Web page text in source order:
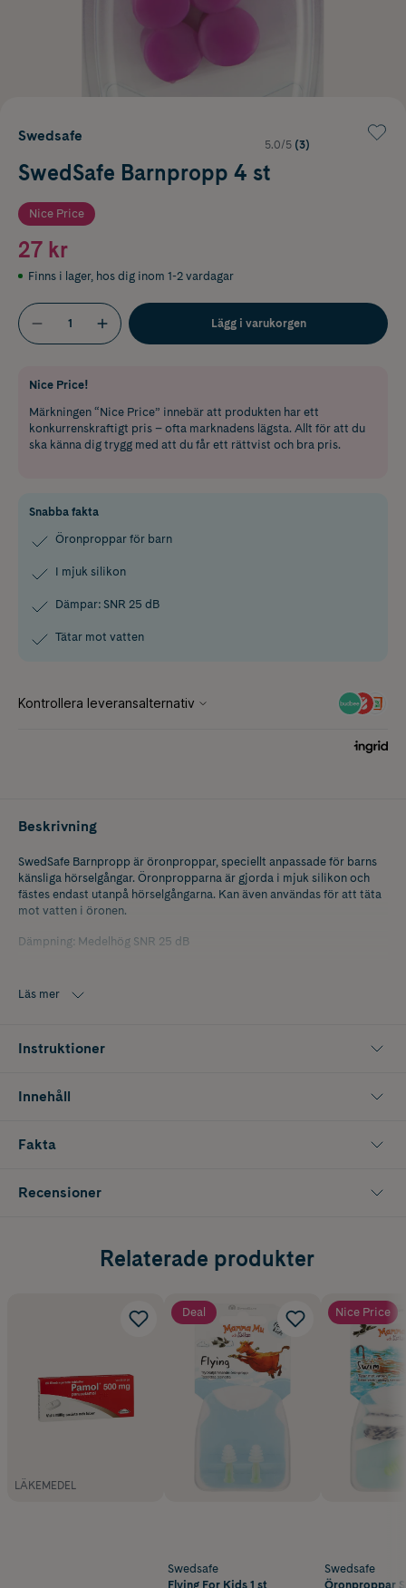
Swedsafe
5.0/5 (3)
SwedSafe Barnpropp 4 st
Nice Price
27 kr
Finns i lager, hos dig inom 1-2 vardagar
Lägg i varukorgen
Nice Price!
Märkningen “Nice Price” innebär att produkten har ett
konkurrenskraftigt pris – ofta marknadens lägsta. Allt för att du
ska känna dig trygg med att du får ett rättvist och bra pris.
Snabba fakta
Öronproppar för barn
I mjuk silikon
Dämpar: SNR 25 dB
Tätar mot vatten
Beskrivning
SwedSafe Barnpropp är öronproppar, speciellt anpassade för barns
känsliga hörselgångar. Öronpropparna är gjorda i mjuk silikon och
fästes endast utanpå hörselgångarna. Kan även användas för att täta
mot vatten i öronen.
Dämpning: Medelhög SNR 25 dB
Läs mer
Instruktioner
Innehåll
Fakta
Recensioner
Relaterade produkter
LÄKEMEDEL
Deal
Swedsafe
Flying For Kids 1 st
Nice Price
Swedsafe
Öronproppar